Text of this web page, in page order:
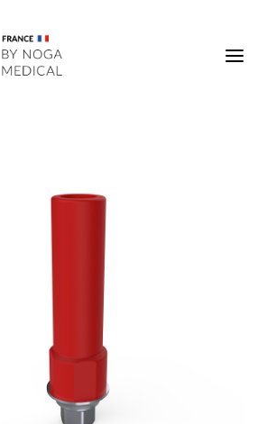
Superstructures
Outils
régénératives
DigiTag
Recherche